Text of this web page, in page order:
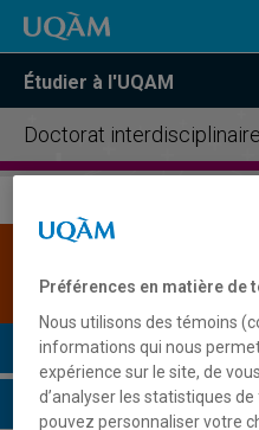
Étudier à l'UQAM
Doctorat
disponible.Cliquez
Présentation du
Conditions d'admission
Préférences en matière de
Nous utilisons des témoins
informations qui nous
expérience sur le site, de
d’analyser les statistiques
pouvez personnaliser votre